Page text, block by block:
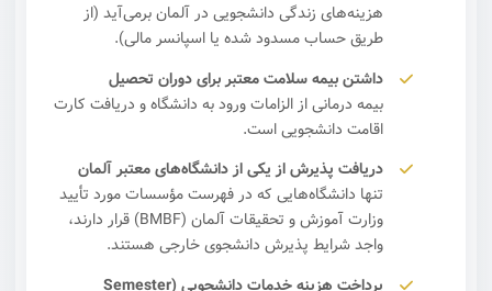
هزینه‌های زندگی دانشجویی در آلمان برمی‌آید (از
طریق حساب مسدود شده یا اسپانسر مالی).
داشتن بیمه سلامت معتبر برای دوران تحصیل
بیمه درمانی از الزامات ورود به دانشگاه و دریافت کارت
اقامت دانشجویی است.
دریافت پذیرش از یکی از دانشگاه‌های معتبر آلمان
تنها دانشگاه‌هایی که در فهرست مؤسسات مورد تأیید
وزارت آموزش و تحقیقات آلمان (BMBF) قرار دارند،
واجد شرایط پذیرش دانشجوی خارجی هستند.
پرداخت هزینه خدمات دانشجویی (Semester